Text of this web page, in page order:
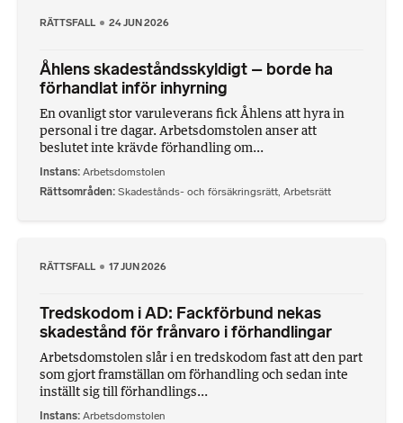
RÄTTSFALL 24 JUN 2026
Åhlens skadeståndsskyldigt – borde ha
förhandlat inför inhyrning
En ovanligt stor varuleverans fick Åhlens att hyra in
personal i tre dagar. Arbetsdomstolen anser att
beslutet inte krävde förhandling om...
Instans Arbetsdomstolen
Rättsområden Skadestånds- och försäkringsrätt, Arbetsrätt
RÄTTSFALL 17 JUN 2026
Tredskodom i AD: Fackförbund nekas
skadestånd för frånvaro i förhandlingar
Arbetsdomstolen slår i en tredskodom fast att den part
som gjort framställan om förhandling och sedan inte
inställt sig till förhandlings...
Instans Arbetsdomstolen